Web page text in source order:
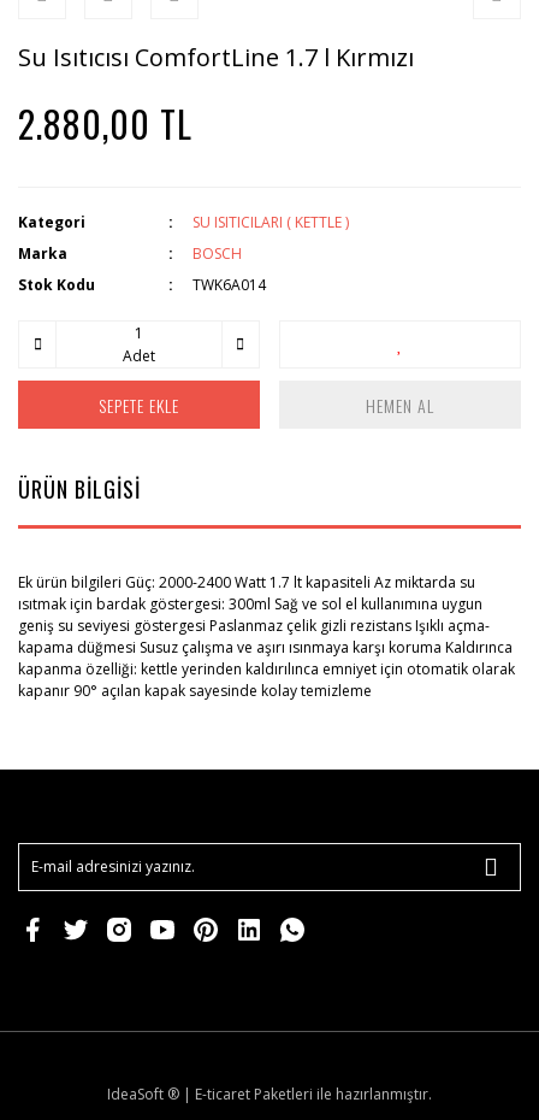
Su Isıtıcısı ComfortLine 1.7 l Kırmızı
2.880,00 TL
Kategori
SU ISITICILARI ( KETTLE )
Marka
BOSCH
Stok Kodu
TWK6A014
Adet
SEPETE EKLE HEMEN AL
ÜRÜN BİLGİSİ
Ek ürün bilgileri Güç: 2000-2400 Watt 1.7 lt kapasiteli Az miktarda su
ısıtmak için bardak göstergesi: 300ml Sağ ve sol el kullanımına uygun
geniş su seviyesi göstergesi Paslanmaz çelik gizli rezistans Işıklı açma-
kapama düğmesi Susuz çalışma ve aşırı ısınmaya karşı koruma Kaldırınca
kapanma özelliği: kettle yerinden kaldırılınca emniyet için otomatik olarak
kapanır 90° açılan kapak sayesinde kolay temizleme
IdeaSoft ® | E-ticaret Paketleri ile hazırlanmıştır.